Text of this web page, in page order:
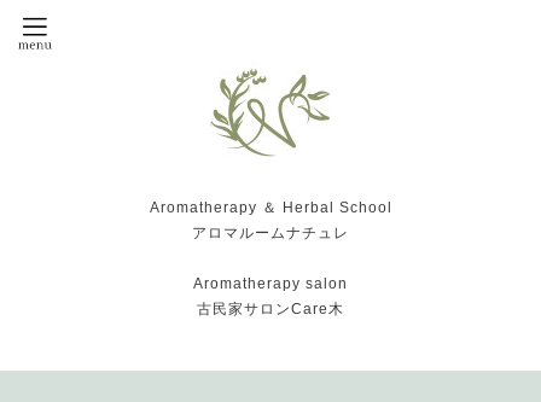
Aromatherapy ＆ Herbal School
アロマルームナチュレ
Aromatherapy salon
古民家サロンCare木